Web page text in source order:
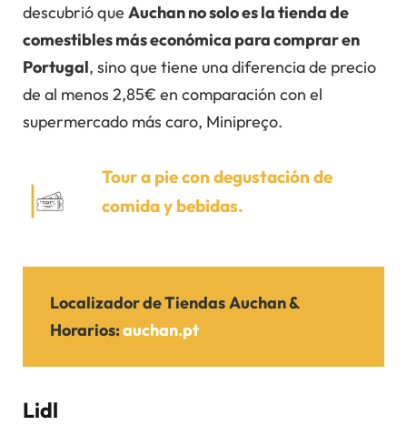
descubrió que Auchan no solo es la tienda de
comestibles más económica para comprar en
Portugal, sino que tiene una diferencia de precio
de al menos 2,85€ en comparación con el
supermercado más caro, Minipreço.
Tour a pie con degustación de
comida y bebidas.
Localizador de TiendasAuchan&
Horarios:auchan.pt
Lidl